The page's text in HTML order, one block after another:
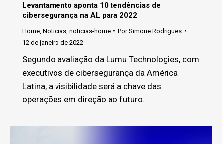
Levantamento aponta 10 tendências de
cibersegurança na AL para 2022
Home Noticias noticias-home PorSimone Rodrigues
12 de janeiro de 2022
Segundo avaliação da Lumu Technologies, com
executivos de cibersegurança da América
Latina, a visibilidade será a chave das
operações em direção ao futuro.